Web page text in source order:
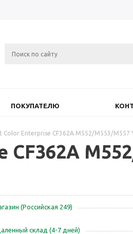
ПОКУПАТЕЛЮ
Color Enterprise CF362A M552/M553/M557
(Российская 249)
склад (4-7 дней)